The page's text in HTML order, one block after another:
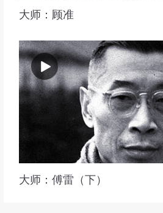
大师：顾准
大师：傅雷（下）